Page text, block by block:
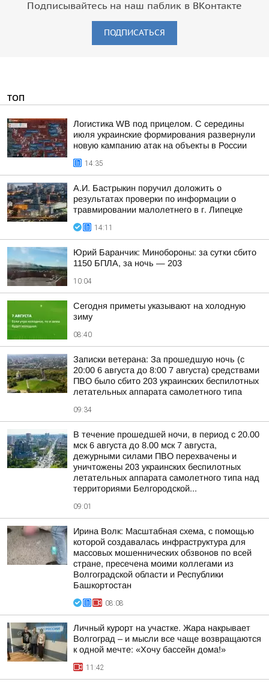
Подписывайтесь на наш паблик в ВКонтакте
ПОДПИСАТЬСЯ
ТОП
Логистика WB под прицелом. С середины
июля украинские формирования развернули
новую кампанию атак на объекты в России
14:35
А.И. Бастрыкин поручил доложить о
результатах проверки по информации о
травмировании малолетнего в г. Липецке
14:11
Юрий Баранчик: Минобороны: за сутки сбито
1150 БПЛА, за ночь — 203
10:04
Сегодня приметы указывают на холодную
зиму
08:40
Записки ветерана: За прошедшую ночь (с
20:00 6 августа до 8:00 7 августа) средствами
ПВО было сбито 203 украинских беспилотных
летательных аппарата самолетного типа
09:34
В течение прошедшей ночи, в период с 20.00
мск 6 августа до 8.00 мск 7 августа,
дежурными силами ПВО перехвачены и
уничтожены 203 украинских беспилотных
летательных аппарата самолетного типа над
территориями Белгородской...
09:01
Ирина Волк: Масштабная схема, с помощью
которой создавалась инфраструктура для
массовых мошеннических обзвонов по всей
стране, пресечена моими коллегами из
Волгоградской области и Республики
Башкортостан
08:08
Личный курорт на участке. Жара накрывает
Волгоград – и мысли все чаще возвращаются
к одной мечте: «Хочу бассейн дома!»
11:42